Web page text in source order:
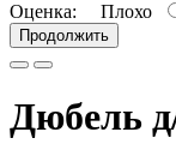
Оценка: Плохо
Продолжить
Дюбель